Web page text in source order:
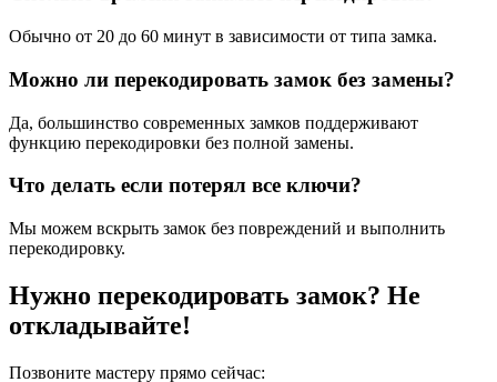
Обычно от 20 до 60 минут в зависимости от типа замка.
Можно ли перекодировать замок без замены?
Да, большинство современных замков поддерживают
функцию перекодировки без полной замены.
Что делать если потерял все ключи?
Мы можем вскрыть замок без повреждений и выполнить
перекодировку.
Нужно перекодировать замок? Не
откладывайте!
Позвоните мастеру прямо сейчас: